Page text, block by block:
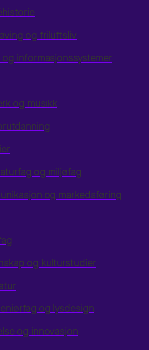
og friluftsliv
og informasjonssystemer
og musikk
og miljøfag
og markedsføring
og kulturstudier
og lysdesign
og innovasjon